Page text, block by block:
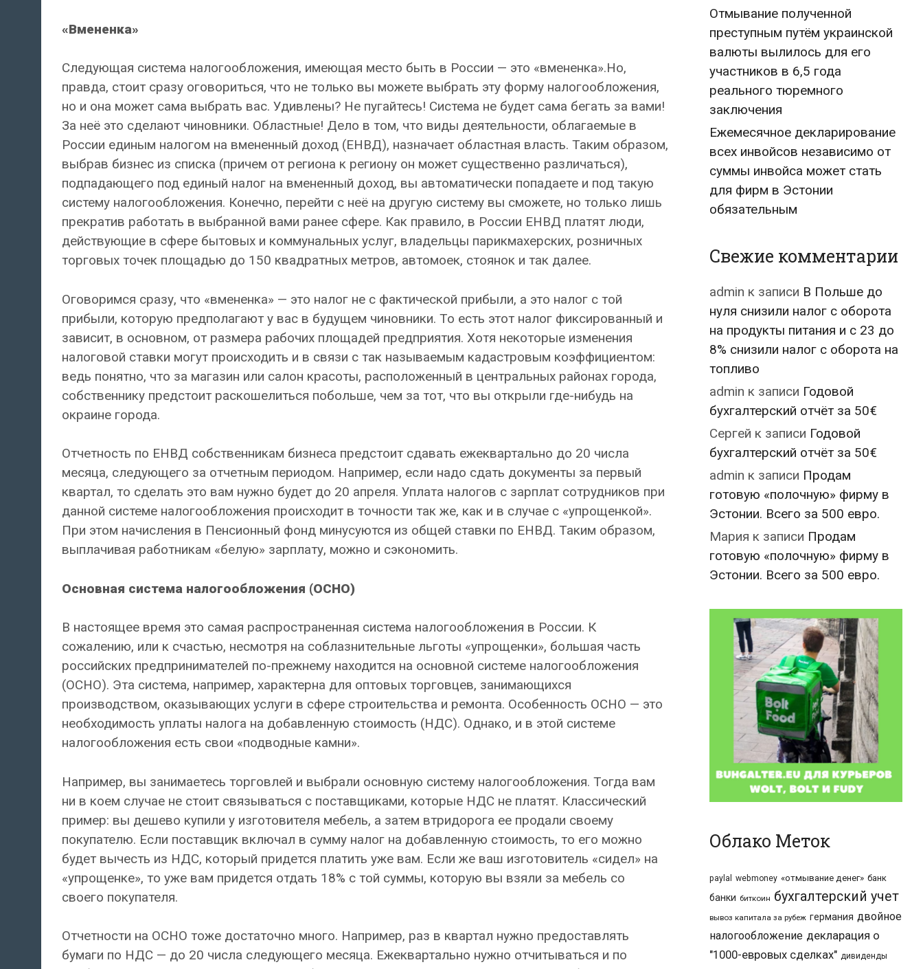
«Вмененка»
Следующая система налогообложения, имеющая место быть в России — это «вмененка».Но,
правда, стоит сразу оговориться, что не только вы можете выбрать эту форму налогообложения,
но и она может сама выбрать вас. Удивлены? Не пугайтесь! Система не будет сама бегать за вами!
За неё это сделают чиновники. Областные! Дело в том, что виды деятельности, облагаемые в
России единым налогом на вмененный доход (ЕНВД), назначает областная власть. Таким образом,
выбрав бизнес из списка (причем от региона к региону он может существенно различаться),
подпадающего под единый налог на вмененный доход, вы автоматически попадаете и под такую
систему налогообложения. Конечно, перейти с неё на другую систему вы сможете, но только лишь
прекратив работать в выбранной вами ранее сфере. Как правило, в России ЕНВД платят люди,
действующие в сфере бытовых и коммунальных услуг, владельцы парикмахерских, розничных
торговых точек площадью до 150 квадратных метров, автомоек, стоянок и так далее.
Оговоримся сразу, что «вмененка» — это налог не с фактической прибыли, а это налог с той
прибыли, которую предполагают у вас в будущем чиновники. То есть этот налог фиксированный и
зависит, в основном, от размера рабочих площадей предприятия. Хотя некоторые изменения
налоговой ставки могут происходить и в связи с так называемым кадастровым коэффициентом:
ведь понятно, что за магазин или салон красоты, расположенный в центральных районах города,
собственнику предстоит раскошелиться побольше, чем за тот, что вы открыли где-нибудь на
окраине города.
Отчетность по ЕНВД собственникам бизнеса предстоит сдавать ежеквартально до 20 числа
месяца, следующего за отчетным периодом. Например, если надо сдать документы за первый
квартал, то сделать это вам нужно будет до 20 апреля. Уплата налогов с зарплат сотрудников при
данной системе налогообложения происходит в точности так же, как и в случае с «упрощенкой».
При этом начисления в Пенсионный фонд минусуются из общей ставки по ЕНВД. Таким образом,
выплачивая работникам «белую» зарплату, можно и сэкономить.
Основная система налогообложения (ОСНО)
В настоящее время это самая распространенная система налогообложения в России. К
сожалению, или к счастью, несмотря на соблазнительные льготы «упрощенки», большая часть
российских предпринимателей по-прежнему находится на основной системе налогообложения
(ОСНО). Эта система, например, характерна для оптовых торговцев, занимающихся
производством, оказывающих услуги в сфере строительства и ремонта. Особенность ОСНО — это
необходимость уплаты налога на добавленную стоимость (НДС). Однако, и в этой системе
налогообложения есть свои «подводные камни».
Например, вы занимаетесь торговлей и выбрали основную систему налогообложения. Тогда вам
ни в коем случае не стоит связываться с поставщиками, которые НДС не платят. Классический
пример: вы дешево купили у изготовителя мебель, а затем втридорога ее продали своему
покупателю. Если поставщик включал в сумму налог на добавленную стоимость, то его можно
будет вычесть из НДС, который придется платить уже вам. Если же ваш изготовитель «сидел» на
«упрощенке», то уже вам придется отдать 18% с той суммы, которую вы взяли за мебель со
своего покупателя.
Отчетности на ОСНО тоже достаточно много. Например, раз в квартал нужно предоставлять
бумаги по НДС — до 20 числа следующего месяца. Ежеквартально нужно отчитываться и по
Отмывание полученной
преступным путём украинской
валюты вылилось для его
участников в 6,5 года
реального тюремного
заключения
Ежемесячное декларирование
всех инвойсов независимо от
суммы инвойса может стать
для фирм в Эстонии
обязательным
Свежие комментарии
admin к записи В Польше до
нуля снизили налог с оборота
на продукты питания и с 23 до
8% снизили налог с оборота на
топливо
admin к записи Годовой
бухгалтерский отчёт за 50€
Сергей к записи Годовой
бухгалтерский отчёт за 50€
admin к записи Продам
готовую «полочную» фирму в
Эстонии. Всего за 500 евро.
Мария к записи Продам
готовую «полочную» фирму в
Эстонии. Всего за 500 евро.
Облако Меток
paylal webmoney «отмывание денег» банк
банки биткоин бухгалтерский учет
вывоз капитала за рубеж германия двойное
налогообложение декларация о
"1000-евровых сделках" дивиденды